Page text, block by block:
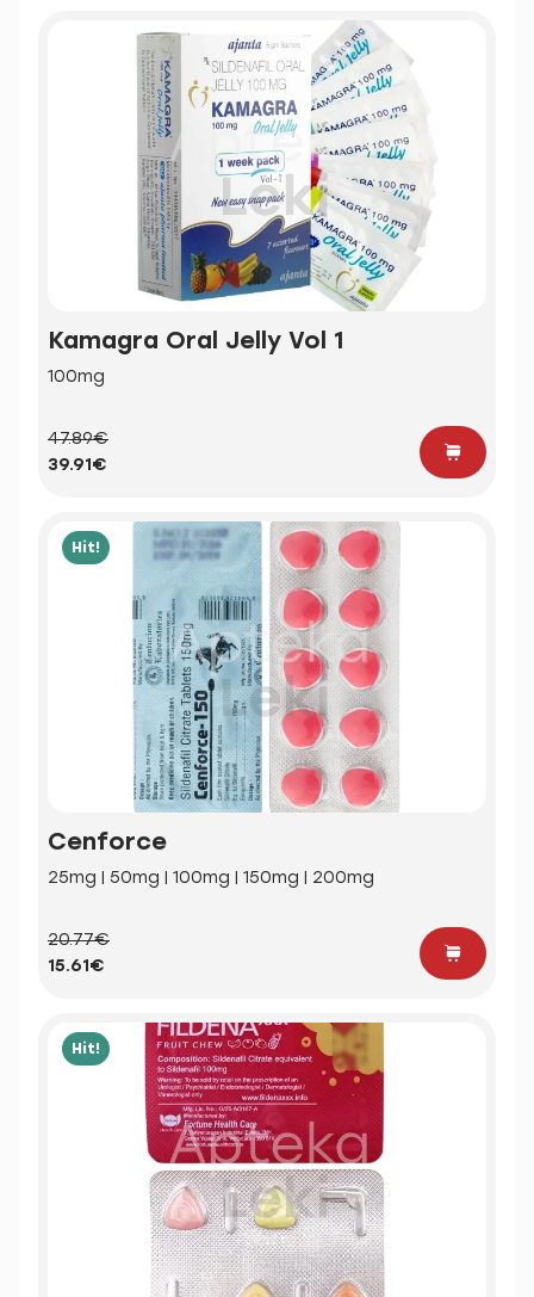
Kamagra Oral Jelly Vol 1
100mg
47.89€
39.91€
Hit!
Cenforce
25mg | 50mg | 100mg | 150mg | 200mg
20.77€
15.61€
Hit!